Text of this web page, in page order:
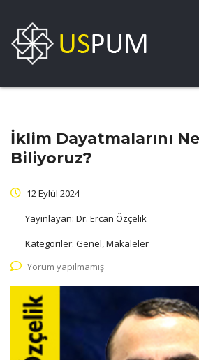
İklim Dayatmalarını
Biliyoruz?
12 Eylül 2024
Yayınlayan: Dr. Ercan Özçelik
Kategoriler: Genel, Makaleler
Yorum yapılmamış